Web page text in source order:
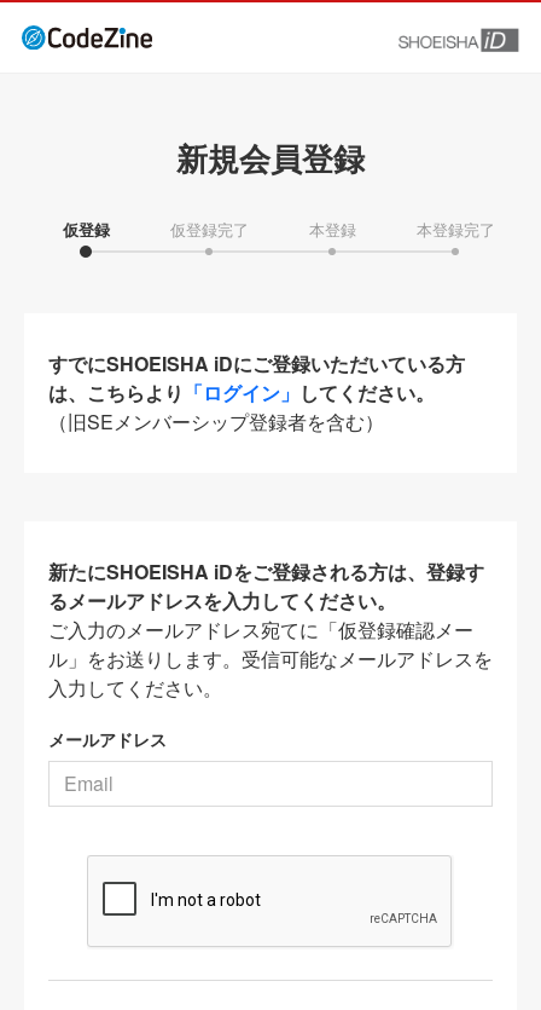
新規会員登録
仮登録 仮登録完了 本登録 本登録完了
すでにSHOEISHA iDにご登録いただいている方
は、こちらより 「ログイン」 してください。
（旧SEメンバーシップ登録者を含む）
新たにSHOEISHA iDをご登録される方は、登録す
るメールアドレスを入力してください。
ご入力のメールアドレス宛てに「仮登録確認メー
ル」をお送りします。受信可能なメールアドレスを
入力してください。
メールアドレス